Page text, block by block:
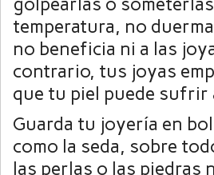
temperatura, no
no beneficia ni a las
contrario, tus joyas
que tu piel puede sufrir
Guarda tu joyería en
como la seda, sobre
las perlas o las piedras